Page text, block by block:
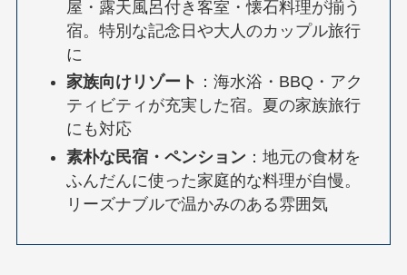
屋・露天風呂付き客室・懐石料理が揃う
宿。特別な記念日や大人のカップル旅行
に
家族向けリゾート ：海水浴・BBQ・アク
ティビティが充実した宿。夏の家族旅行
にも対応
素朴な民宿・ペンション ：地元の食材を
ふんだんに使った家庭的な料理が自慢。
リーズナブルで温かみのある雰囲気